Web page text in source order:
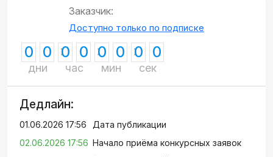
Заказчик:
Доступно только по подписке
0 0
дни
0 0
час
0 0
мин
0 0
сек
Дедлайн:
01.06.2026 17:56
Дата публикации
02.06.2026 17:56 Начало приёма конкурсных заявок